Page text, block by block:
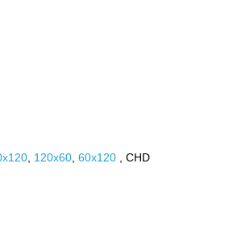
120х60 60х120 , CHD